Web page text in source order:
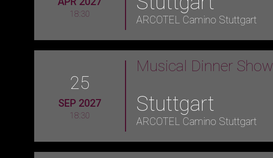
18:30 ARCOTEL Camino Stuttgart
25
SEP 2027
18:30
Musical Dinner Show
Stuttgart
ARCOTEL Camino Stuttgart